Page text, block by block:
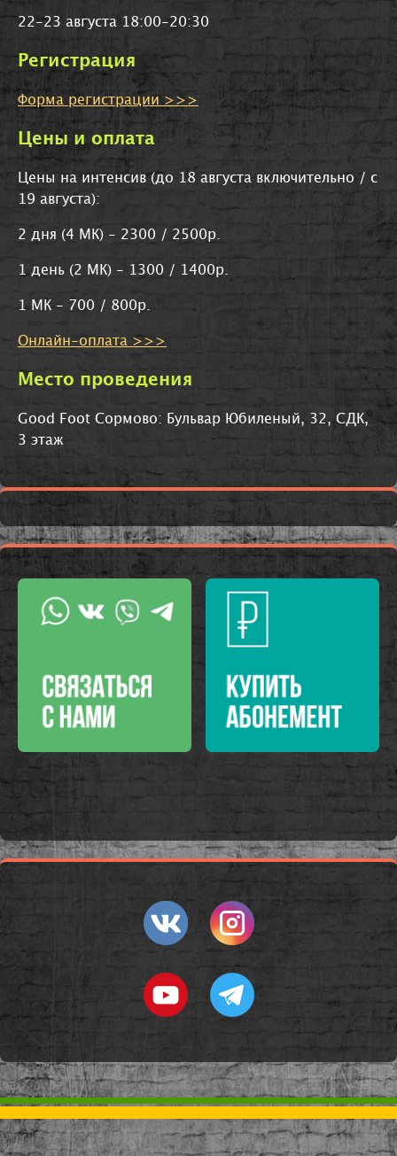
22-23 августа 18:00-20:30
Регистрация
Форма регистрации >>>
Цены и оплата
Цены на интенсив (до 18 августа включительно / с
19 августа):
2 дня (4 МК) - 2300 / 2500р.
1 день (2 МК) - 1300 / 1400р.
1 МК - 700 / 800р.
Онлайн-оплата >>>
Место проведения
Good Foot Сормово: Бульвар Юбиленый, 32, СДК,
3 этаж